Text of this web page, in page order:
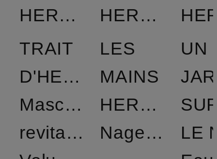
HERMÈS
TRAIT
D'HERMÈS
Mascara
revitalisierende
HERMÈS
LES
MAINS
HERMÈS
Nagellack
UN
LE